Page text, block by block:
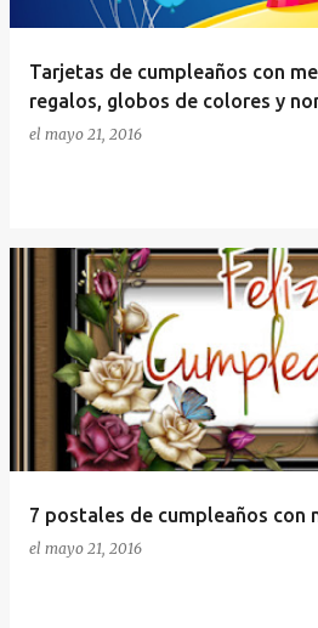
Tarjetas de cumpleaños con
regalos, globos de colores y
el mayo 21, 2016
7 postales de cumpleaños con
el mayo 21, 2016